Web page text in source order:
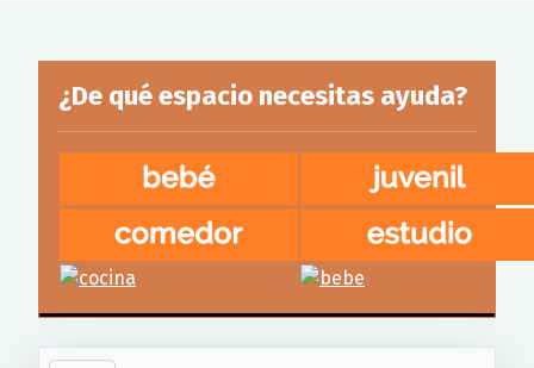
¿De qué espacio necesitas ayuda?